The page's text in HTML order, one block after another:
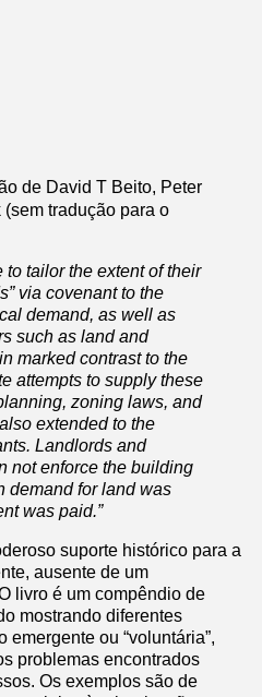
de David T Beito, Peter
tradução para o
to tailor the extent of their
via covenant to the
demand, as well as
such as land and
marked contrast to the
attempts to supply these
zoning laws, and
extended to the
Landlords and
not enforce the building
demand for land was
was paid.”
suporte histórico para a
ausente de um
livro é um compêndio de
mostrando diferentes
ou “voluntária”,
problemas encontrados
Os exemplos são de